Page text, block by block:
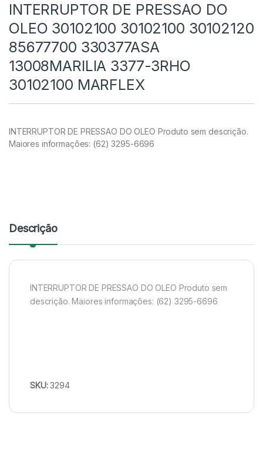
INTERRUPTOR DE PRESSAO DO
OLEO 30102100 30102100 30102120
85677700 330377ASA
13008MARILIA 3377-3RHO
30102100 MARFLEX
INTERRUPTOR DE PRESSAO DO OLEO Produto sem descrição.
Maiores informações: (62) 3295-6696
Descrição
INTERRUPTOR DE PRESSAO DO OLEO Produto sem
descrição. Maiores informações: (62) 3295-6696
SKU:3294